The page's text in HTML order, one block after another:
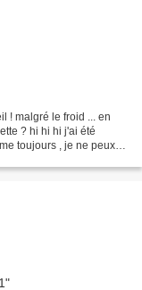
! malgré le froid ... en
? hi hi hi j'ai été
toujours , je ne peux